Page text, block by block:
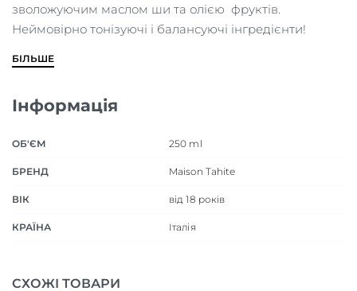
зволожуючим маслом ши та олією фруктів.
Неймовірно тонізуючі і балансуючі інгредієнти!
БІЛЬШЕ
Інформація
ОБ'ЄМ 250 ml
БРЕНД Maison Tahite
ВІК від 18 років
КРАЇНА Італія
СХОЖІ ТОВАРИ